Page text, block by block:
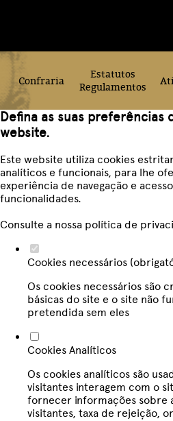
Defina as suas preferências
website.
Este website utiliza cookies
analíticos e funcionais, para lhe
experiência de navegação e
funcionalidades.
Consulte a nossa política de
Cookies necessários
Os cookies necessários são
básicas do site e o site não
pretendida sem eles
Cookies Analíticos
Os cookies analíticos são
visitantes interagem com o
fornecer informações sobre
visitantes, taxa de rejeição,
Confraria
Estatutos
Regulamentos